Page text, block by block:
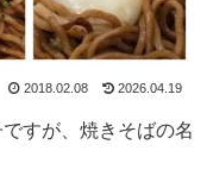
2018.02.08 2026.04.19
すが、焼きそばの名